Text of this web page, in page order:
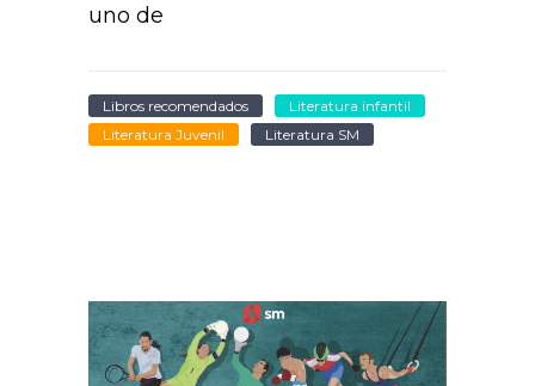
uno de
Libros recomendados
Literatura infantil
Literatura Juvenil
Literatura SM